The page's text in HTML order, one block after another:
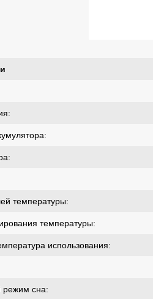
температуры:
температуры:
использования:
режим сна: